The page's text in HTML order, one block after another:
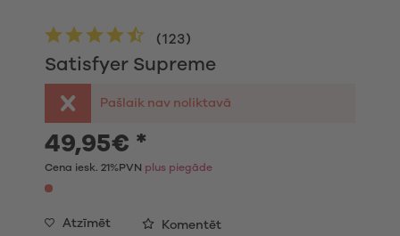
Satisfyer Supreme
(123)
Pašlaik nav noliktavā
49,95€ *
Cena iesk. 21%PVN plus piegāde
Atzīmēt Komentēt